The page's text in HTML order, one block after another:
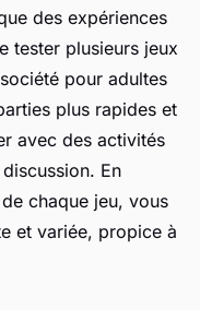
des expériences
tester plusieurs jeux
pour adultes
plus rapides et
avec des activités
En
chaque jeu, vous
et variée, propice à